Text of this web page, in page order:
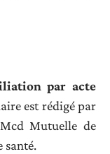
par acte
est rédigé par
Mutuelle de
santé.